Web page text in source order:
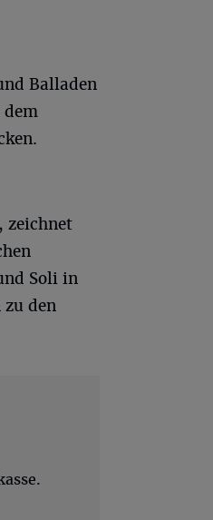
Balladen
zeichnet
Soli in
zu den